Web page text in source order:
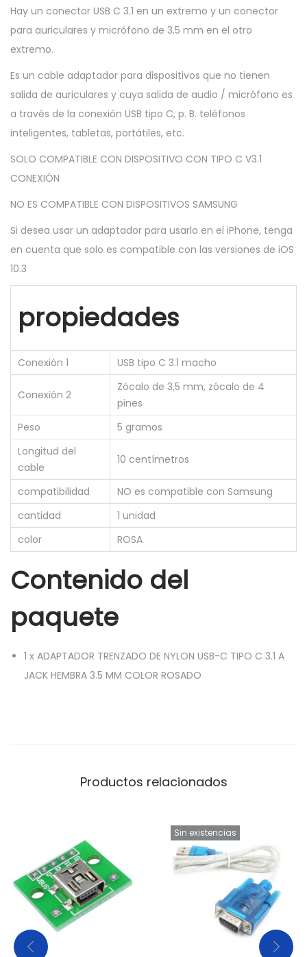
Hay un conector USB C 3.1 en un extremo y un conector
para auriculares y micrófono de 3.5 mm en el otro
extremo.
Es un cable adaptador para dispositivos que no tienen
salida de auriculares y cuya salida de audio / micrófono es
a través de la conexión USB tipo C, p. B. teléfonos
inteligentes, tabletas, portátiles, etc.
SOLO COMPATIBLE CON DISPOSITIVO CON TIPO C V3.1
CONEXIÓN
NO ES COMPATIBLE CON DISPOSITIVOS SAMSUNG
Si desea usar un adaptador para usarlo en el iPhone, tenga
en cuenta que solo es compatible con las versiones de iOS
10.3
propiedades
Conexión 1 USB tipo C 3.1 macho
Conexión 2
Zócalo de 3,5 mm, zócalo de 4
pines
Peso
5 gramos
Longitud del
cable
10 centímetros
compatibilidad
NO es compatible con Samsung
cantidad
1 unidad
color
ROSA
Contenido del
paquete
1 x ADAPTADOR TRENZADO DE NYLON USB-C TIPO C 3.1 A
JACK HEMBRA 3.5 MM COLOR ROSADO
Productos relacionados
Sin existencias